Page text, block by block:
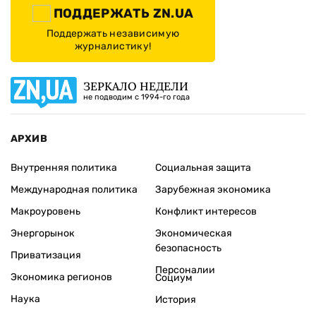
ПОДДЕРЖАТЬ ZN.UA
Поддержать независимую
журналистику!
ЗЕРКАЛО НЕДЕЛИ
не подводим с 1994-го года
АРХИВ
Внутренняя политика
Международная политика
Макроуровень
Энергорынок
Приватизация
Экономика регионов
Социальная защита
Зарубежная экономика
Конфликт интересов
Экономическая
безопасность
Персоналии
Наука
Социум
История